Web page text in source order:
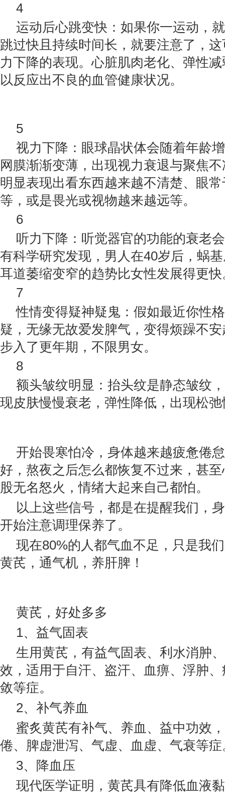
4
运动后心跳变快：如果你一运动，
跳过快且持续时间长，就要注意了，
力下降的表现。心脏肌肉老化、弹性
以反应出不良的血管健康状况。
5
视力下降：眼球晶状体会随着年龄
网膜渐渐变薄，出现视力衰退与聚焦
明显表现出看东西越来越不清楚、眼
等，或是畏光或视物越来越远等。
6
听力下降：听觉器官的功能的衰老
有科学研究发现，男人在40岁后，蜗
耳道萎缩变窄的趋势比女性发展得更快
7
性情变得疑神疑鬼：假如最近你性
疑，无缘无故爱发脾气，变得烦躁不
步入了更年期，不限男女。
8
额头皱纹明显：抬头纹是静态皱纹
现皮肤慢慢衰老，弹性降低，出现松
开始畏寒怕冷，身体越来越疲惫倦
好，熬夜之后怎么都恢复不过来，甚
股无名怒火，情绪大起来自己都怕。
以上这些信号，都是在提醒我们，
开始注意调理保养了。
现在80%的人都气血不足，只是我
黄芪，通气机，养肝脾！
黄芪，好处多多
1、益气固表
生用黄芪，有益气固表、利水消肿
效，适用于自汗、盗汗、血痹、浮肿
敛等症。
2、补气养血
蜜炙黄芪有补气、养血、益中功效
倦、脾虚泄泻、气虚、血虚、气衰等症
3、降血压
现代医学证明，黄芪具有降低血液